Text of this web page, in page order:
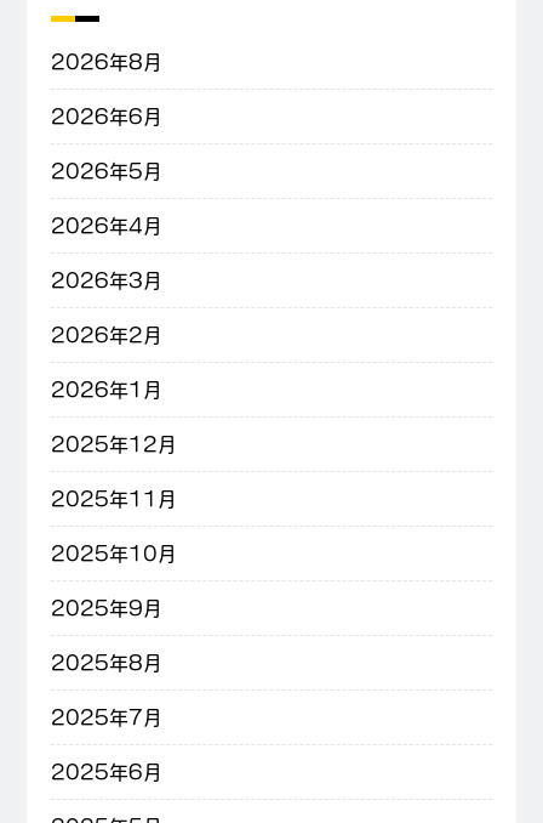
2026年8月
2026年6月
2026年5月
2026年4月
2026年3月
2026年2月
2026年1月
2025年12月
2025年11月
2025年10月
2025年9月
2025年8月
2025年7月
2025年6月